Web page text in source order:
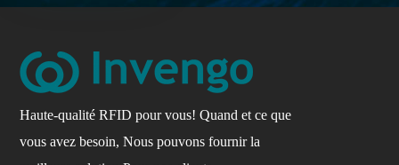
Haute-qualité RFID pour vous! Quand et ce que
vous avez besoin, Nous pouvons fournir la